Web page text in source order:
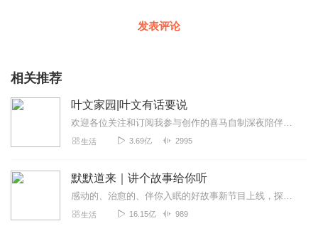
度过这一天。 好了，关于增城儿童公园，链景旅行就为您介绍到这
发表评论
相关推荐
叶文家园|叶文有话要说
欢迎各位关注和订阅我参与创作的喜马自制深夜陪伴谈话栏目《听你说·百态人声》【听你说·百态人声】每晚直播连线真实人间故事|叶文现场互动中|人间冷暖，抱团取暖每周...
生活 3.69亿 2995
默默道来｜讲个故事给你听
感动的、治愈的、伴你入眠的好故事新节目上线，探索现实世界的无尽魅力，追求对生活的真实记录《听见人间真相》（点击名称，直达专辑）网易人间故事集持续更新中，邀您关注...
生活 16.15亿 989